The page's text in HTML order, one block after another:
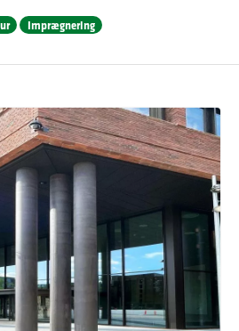
Imprægnering